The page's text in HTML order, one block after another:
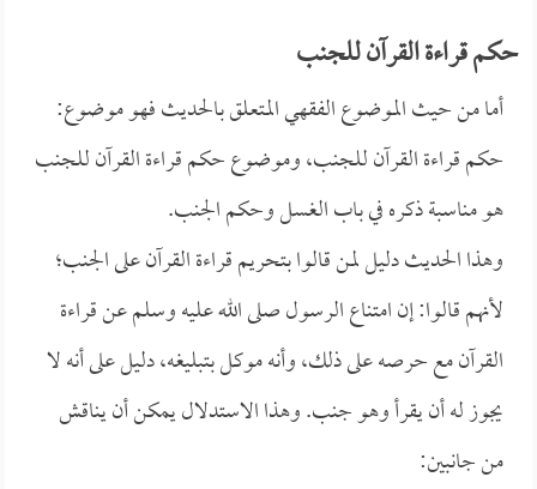
حكم قراءة القرآن للجنب
أما من حيث الموضوع الفقهي المتعلق بالحديث فهو موضوع:
حكم قراءة القرآن للجنب، وموضوع حكم قراءة القرآن للجنب
هو مناسبة ذكره في باب الغسل وحكم الجنب.
وهذا الحديث دليل لمن قالوا بتحريم قراءة القرآن على الجنب؛
لأنهم قالوا: إن امتناع الرسول صلى الله عليه وسلم عن قراءة
القرآن مع حرصه على ذلك، وأنه موكل بتبليغه، دليل على أنه لا
يجوز له أن يقرأ وهو جنب. وهذا الاستدلال يمكن أن يناقش
من جانبين: